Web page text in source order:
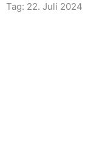
Tag: 22. Juli 2024